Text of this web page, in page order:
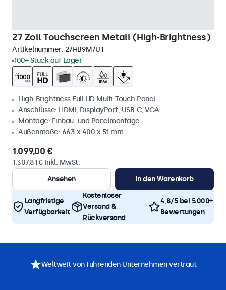
27 Zoll Touchscreen Metall (High-Brightness)
Artikelnummer: 27HB9M/U1
100+ Stück auf Lager
High-Brightness Full HD Multi-Touch Panel
Anschlüsse: HDMI, DisplayPort, USB-C, VGA
Montage: Einbau- und Panelmontage
Außenmaße: 663 x 400 x 51 mm
1.099,00 €
1.307,81 € inkl. MwSt.
Ansehen
In den Warenkorb
Langfristige
Verfügbarkeit
Kostenloser
Versand &
Rückversand
4,8/5 bei 5.000+
Bewertungen
Weltweit von führenden Unternehmen vertraut